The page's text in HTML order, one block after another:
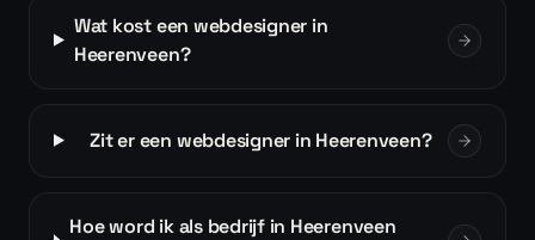
Wat kost een webdesigner in
Heerenveen?
Zit er een webdesigner in Heerenveen?
Hoe word ik als bedrijf in Heerenveen